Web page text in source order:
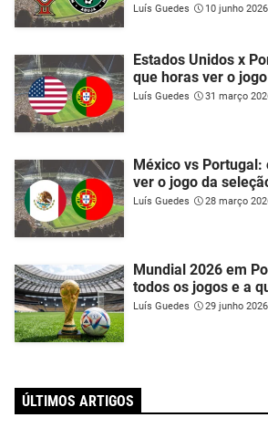
Luís Guedes 10 junho 2026
Estados Unidos x
que horas ver o
Luís Guedes 31 março
México vs
ver o jogo da
Luís Guedes 28 março
Mundial 2026 em
todos os jogos e a
Luís Guedes 29 junho 2026
ÚLTIMOS ARTIGOS